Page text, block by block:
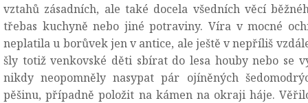
vztahů zásadních, ale také docela všedních věcí
třebas kuchyně nebo jiné potraviny. Víra v mocné
neplatila u borůvek jen v antice, ale ještě v nepříliš
šly totiž venkovské děti sbírat do lesa houby nebo se
nikdy neopomněly nasypat pár ojíněných
pěšinu, případně položit na kámen na okraji háje.